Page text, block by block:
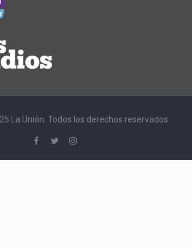
La Unión. Todos los derechos reservados